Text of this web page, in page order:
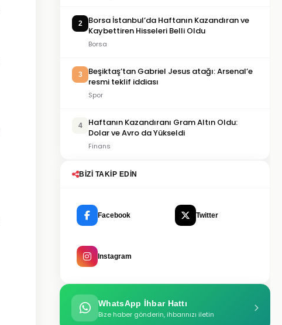
2
Borsa İstanbul’da Haftanın Kazandıran ve
Kaybettiren Hisseleri Belli Oldu
Borsa
3
Beşiktaş’tan Gabriel Jesus atağı: Arsenal’e
resmi teklif iddiası
Spor
4
Haftanın Kazandıranı Gram Altın Oldu:
Dolar ve Avro da Yükseldi
Finans
BIZI TAKIP EDIN
Facebook Twitter
Instagram
WhatsApp İhbar Hattı
Bize haber gönderin, ihbarınızı iletin